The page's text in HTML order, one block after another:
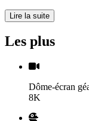
Lire la suite
Les plus
Dôme-écran
8K